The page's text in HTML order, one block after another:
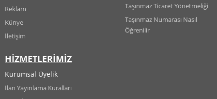
Reklam
Künye
İletişim
HİZMETLERİMİZ
Kurumsal Üyelik
İlan Yayınlama Kuralları
Taşınmaz Ticaret Yönetmeliği
Taşınmaz Numarası Nasıl
Öğrenilir